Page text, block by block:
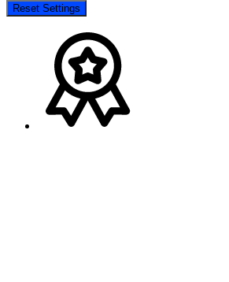
Reset Settings